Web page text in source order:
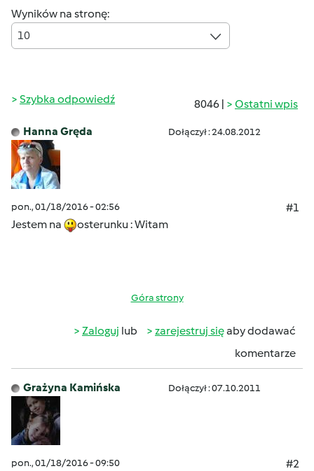
Wyników na stronę:
10
8046 | Ostatni wpis
Szybka odpowiedź
Hanna Gręda Dołączył : 24.08.2012
pon., 01/18/2016 - 02:56
#1
Jestem na
osterunku : Witam
Góra strony
Zaloguj lub zarejestruj sięaby dodawać
komentarze
Grażyna Kamińska Dołączył : 07.10.2011
pon., 01/18/2016 - 09:50
#2